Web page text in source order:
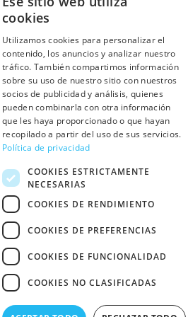
m
RESPONSABILIDAD
SOCIAL
TRABAJA
CON
NOSOTROS
NUESTRAS
BLACK
FRIDAY
CONTACTO
ENVÍOS
RECOGIDA
EN TIENDA
DEVOLUCIONES
Y CAMBIOS
CANCELAR
PEDIDO
POLÍTICA DE
PRIVACIDAD
CONDICIONES
DE COMPRA
cookies
Utilizamos cookies para personalizar el
contenido, los anuncios y analizar nuestro
tráfico. También compartimos información
sobre su uso de nuestro sitio con nuestros
socios de publicidad y análisis, quienes
pueden combinarla con otra información
que les haya proporcionado o que hayan
recopilado a partir del uso de sus servicios.
Política de privacidad
COOKIES ESTRICTAMENTE
NECESARIAS
COOKIES DE RENDIMIENTO
COOKIES DE PREFERENCIAS
COOKIES DE FUNCIONALIDAD
COOKIES NO CLASIFICADAS